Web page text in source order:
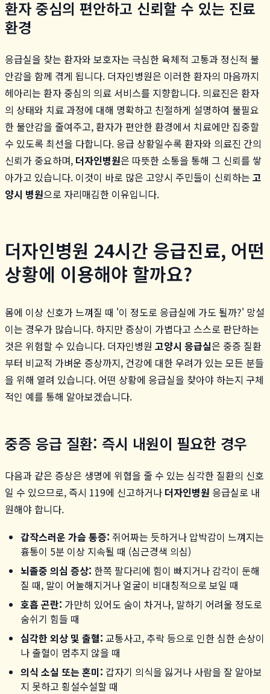
환자 중심의 편안하고 신뢰할 수 있는 진료
환경
응급실을 찾는 환자와 보호자는 극심한 육체적 고통과 정신적 불
안감을 함께 겪게 됩니다. 더자인병원은 이러한 환자의 마음까지
헤아리는 환자 중심의 의료 서비스를 지향합니다. 의료진은 환자
의 상태와 치료 과정에 대해 명확하고 친절하게 설명하여 불필요
한 불안감을 줄여주고, 환자가 편안한 환경에서 치료에만 집중할
수 있도록 최선을 다합니다. 응급 상황일수록 환자와 의료진 간의
신뢰가 중요하며, 더자인병원은 따뜻한 소통을 통해 그 신뢰를 쌓
아가고 있습니다. 이것이 바로 많은 고양시 주민들이 신뢰하는 고
양시 병원으로 자리매김한 이유입니다.
더자인병원 24시간 응급진료, 어떤
상황에 이용해야 할까요?
몸에 이상 신호가 느껴질 때 '이 정도로 응급실에 가도 될까?' 망설
이는 경우가 많습니다. 하지만 증상이 가볍다고 스스로 판단하는
것은 위험할 수 있습니다. 더자인병원 고양시 응급실은 중증 질환
부터 비교적 가벼운 증상까지, 건강에 대한 우려가 있는 모든 분들
을 위해 열려 있습니다. 어떤 상황에 응급실을 찾아야 하는지 구체
적인 예를 통해 알아보겠습니다.
중증 응급 질환: 즉시 내원이 필요한 경우
다음과 같은 증상은 생명에 위협을 줄 수 있는 심각한 질환의 신호
일 수 있으므로, 즉시 119에 신고하거나 더자인병원 응급실로 내
원해야 합니다.
갑작스러운 가슴 통증: 쥐어짜는 듯하거나 압박감이 느껴지는
흉통이 5분 이상 지속될 때 (심근경색 의심)
뇌졸중 의심 증상: 한쪽 팔다리에 힘이 빠지거나 감각이 둔해
질 때, 말이 어눌해지거나 얼굴이 비대칭적으로 보일 때
호흡 곤란: 가만히 있어도 숨이 차거나, 말하기 어려울 정도로
숨쉬기 힘들 때
심각한 외상 및 출혈: 교통사고, 추락 등으로 인한 심한 손상이
나 출혈이 멈추지 않을 때
의식 소실 또는 혼미: 갑자기 의식을 잃거나 사람을 잘 알아보
지 못하고 횡설수설할 때